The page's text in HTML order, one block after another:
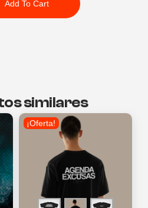
Add To Cart
similares
¡Oferta!